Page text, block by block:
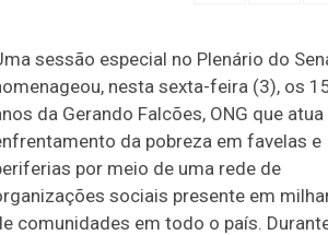
sessão especial no Plenário do
nesta sexta-feira (3), os
da Gerando Falcões, ONG que atua
da pobreza em favelas e
por meio de uma rede de
sociais presente em
comunidades em todo o país.